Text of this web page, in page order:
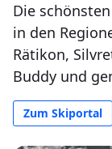
Die
in den
Rätikon,
Buddy und
Zum Skiportal